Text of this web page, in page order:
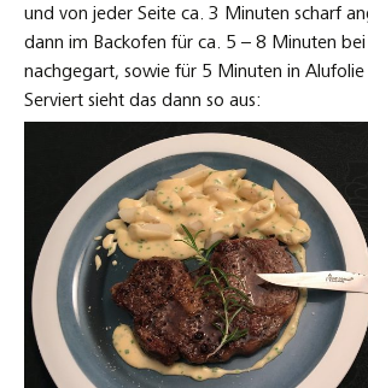
und von jeder Seite ca. 3 Minuten scharf
dann im Backofen für ca. 5 – 8 Minuten
nachgegart, sowie für 5 Minuten in Alufolie
Serviert sieht das dann so aus: